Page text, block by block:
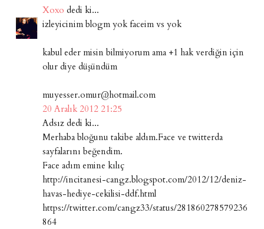
Xoxo dedi ki...
izleyicinim blogm yok faceim vs yok
kabul eder misin bilmiyorum ama +1 hak verdiğin için
olur diye düşündüm
muyesser.omur@hotmail.com
20 Aralık 2012 21:25
Adsız dedi ki...
Merhaba bloğunu takibe aldım.Face ve twitterda
sayfalarını beğendim.
Face adım emine kılıç
http://incitanesi-cangz.blogspot.com/2012/12/deniz-
havas-hediye-cekilisi-ddf.html
https://twitter.com/cangz33/status/281860278579236
864